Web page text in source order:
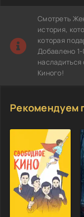
Смотреть
история,
которая
Добавлено
Киного!
Рекомендуем